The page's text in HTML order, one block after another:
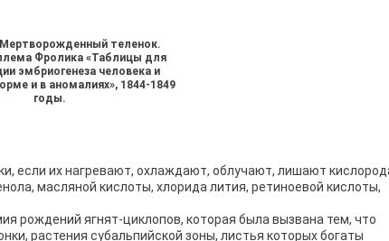
теленок.
Фролика «Таблицы для
эмбриогенеза человека и
и в аномалиях», 1844-1849
годы.
если их нагревают, охлаждают, облучают, лишают
масляной кислоты, хлорида лития, ретиноевой кислоты,
рождений ягнят-циклопов, которая была вызвана тем, что
растения субальпийской зоны, листья которых богаты